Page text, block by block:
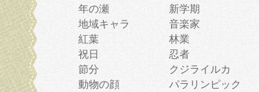
年の瀬
新学期
地域キャラ
音楽家
紅葉
林業
祝日
忍者
節分
クジライルカ
動物の顔
パラリンピック